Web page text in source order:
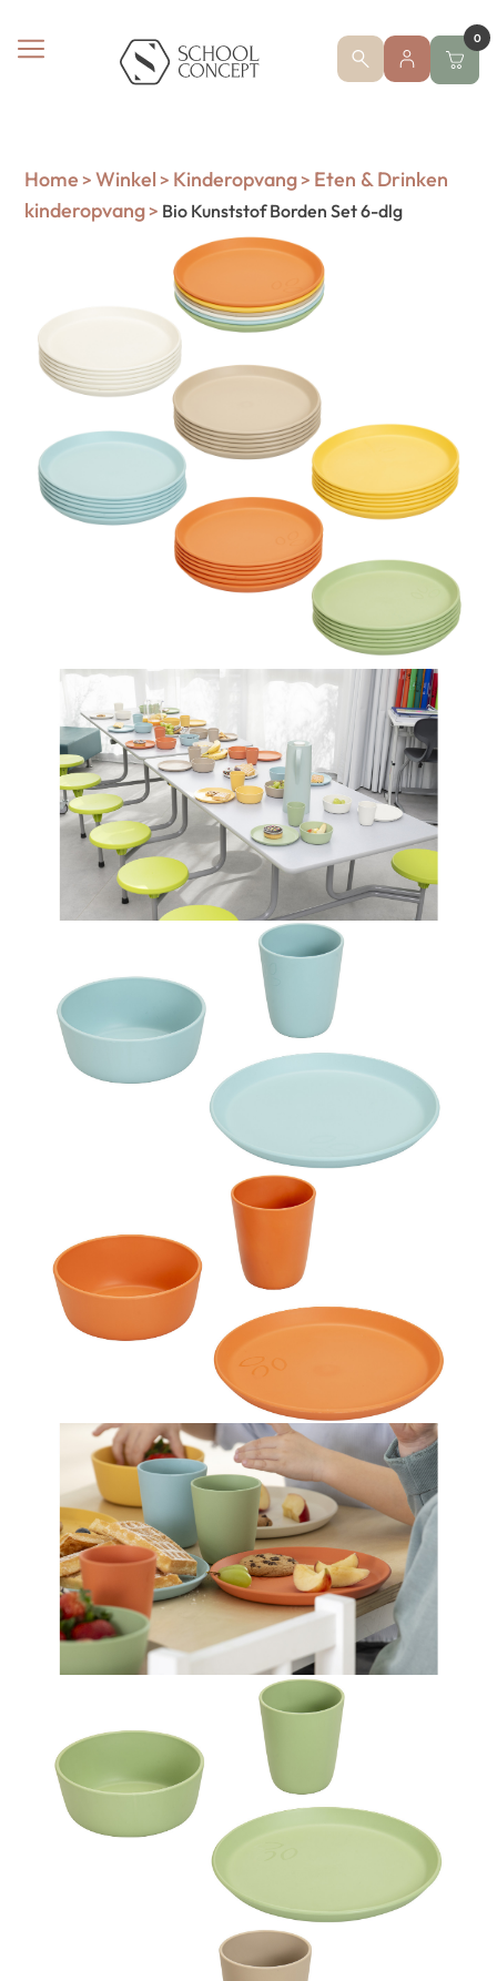
0
Home > Winkel > Kinderopvang> Eten & Drinken
kinderopvang> Bio Kunststof Borden Set 6-dlg